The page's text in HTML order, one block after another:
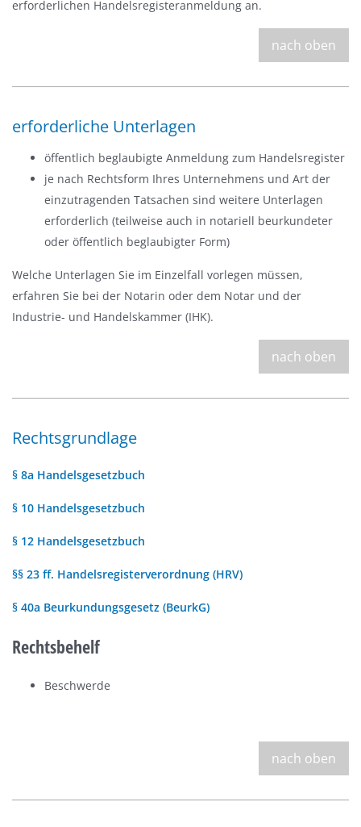
erforderlichen Handelsregisteranmeldung an.
nach oben
erforderliche Unterlagen
öffentlich beglaubigte Anmeldung zum Handelsregister
je nach Rechtsform Ihres Unternehmens und Art der
einzutragenden Tatsachen sind weitere Unterlagen
erforderlich (teilweise auch in notariell beurkundeter
oder öffentlich beglaubigter Form)
Welche Unterlagen Sie im Einzelfall vorlegen müssen,
erfahren Sie bei der Notarin oder dem Notar und der
Industrie- und Handelskammer (IHK).
nach oben
Rechtsgrundlage
§ 8a Handelsgesetzbuch
§ 10 Handelsgesetzbuch
§ 12 Handelsgesetzbuch
§§ 23 ff. Handelsregisterverordnung (HRV)
§ 40a Beurkundungsgesetz (BeurkG)
Rechtsbehelf
Beschwerde
nach oben